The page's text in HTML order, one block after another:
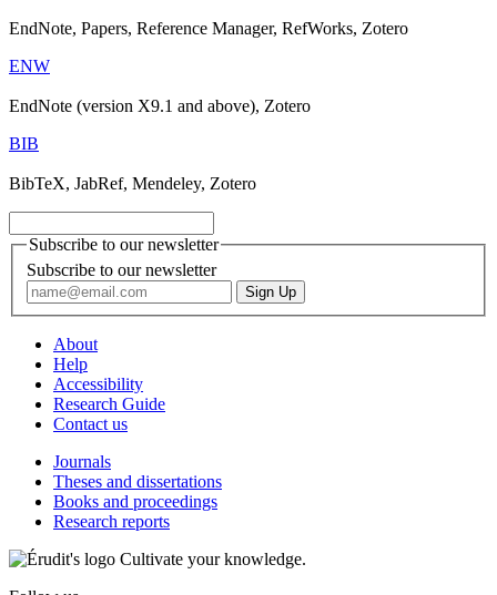
EndNote, Papers, Reference Manager, RefWorks, Zotero
ENW
EndNote (version X9.1 and above), Zotero
BIB
BibTeX, JabRef, Mendeley, Zotero
Subscribe to our newsletter
Subscribe to our newsletter
About
Help
Accessibility
Research Guide
Contact us
Journals
Theses and dissertations
Books and proceedings
Research reports
Cultivate your knowledge.